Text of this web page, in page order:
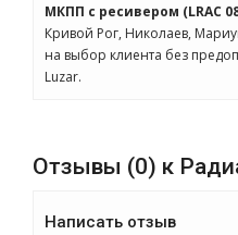
МКПП с ресивером (LRAC
Кривой Рог, Николаев,
на выбор клиента без
Luzar.
Отзывы (0) к
Написать отзыв